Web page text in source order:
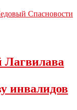
Спасновости
Лагвилава
инвалидов